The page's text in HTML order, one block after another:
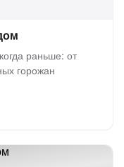
раньше: от
горожан